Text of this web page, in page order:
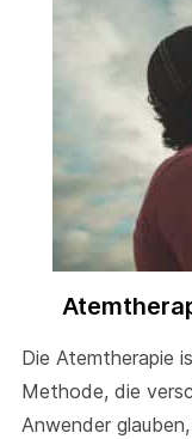
Die Atemtherapie
Methode, die
Anwender